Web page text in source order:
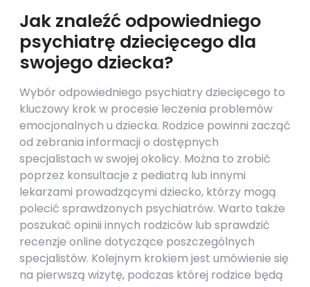
Jak znaleźć odpowiedniego
psychiatrę dziecięcego dla
swojego dziecka?
Wybór odpowiedniego psychiatry dziecięcego to
kluczowy krok w procesie leczenia problemów
emocjonalnych u dziecka. Rodzice powinni zacząć
od zebrania informacji o dostępnych
specjalistach w swojej okolicy. Można to zrobić
poprzez konsultacje z pediatrą lub innymi
lekarzami prowadzącymi dziecko, którzy mogą
polecić sprawdzonych psychiatrów. Warto także
poszukać opinii innych rodziców lub sprawdzić
recenzje online dotyczące poszczególnych
specjalistów. Kolejnym krokiem jest umówienie się
na pierwszą wizytę, podczas której rodzice będą